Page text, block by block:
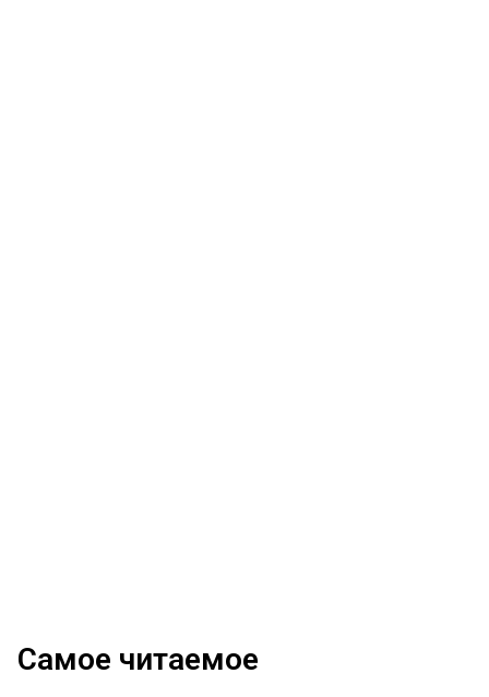
Самое читаемое